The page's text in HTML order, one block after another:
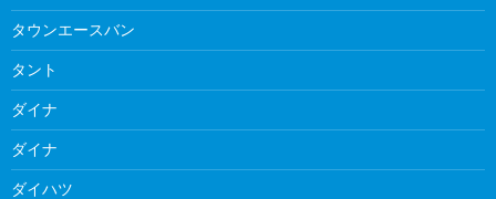
タウンエースバン
タント
ダイナ
ダイナ
ダイハツ